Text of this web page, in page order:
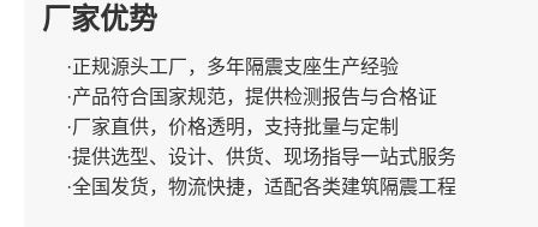
厂家优势
·正规源头工厂，多年隔震支座生产经验
·产品符合国家规范，提供检测报告与合格证
·厂家直供，价格透明，支持批量与定制
·提供选型、设计、供货、现场指导一站式服务
·全国发货，物流快捷，适配各类建筑隔震工程